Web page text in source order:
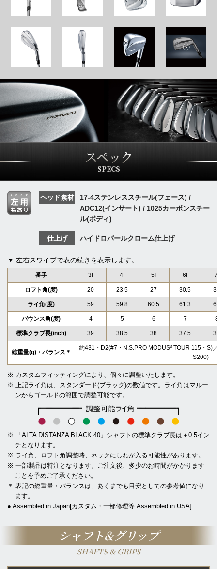
スペック
SPECS
ヘッド素材
17-4ステンレススチール(フェース) /
ADC12(インサート) / 1025カーボンスチー
ル(ボディ)
仕上げ ハイドロパールクローム仕上げ
▼ 左右スワイプで表の続きを表示します。
番手 3I 4I 5I 6I
ロフト角(度) 20 23.5 27 30.5
ライ角(度) 59 59.8 60.5 61.3
バウンス角(度) 4 5 6 7
標準クラブ長(inch) 39 38.5 38 37.5
総重量(g)・バランス＊
約431・D2(#7・N.S.PRO MODUS3TOUR 115・S)
S200)
※ カスタムフィッティングにより、個々に調整いたします。
※ 上記ライ角は、スタンダード(ブラック)の数値です。ライ角はマルー
ンからゴールドの範囲で調整可能です。
※ 「ALTA DISTANZA BLACK 40」シャフトの標準クラブ長は＋0.5イン
チとなります。
※ ライ角、ロフト角調整時、ネックにしわが入る可能性があります。
※ 一部製品は特注となります。ご注文後、多少のお時間がかかります
ことを予めご了承ください。
＊ 表記の総重量・バランスは、あくまでも目安としての参考値になり
ます。
● Assembled in Japan[カスタム・一部修理等:Assembled in USA]
シャフト&グリップ
SHAFTS & GRIPS